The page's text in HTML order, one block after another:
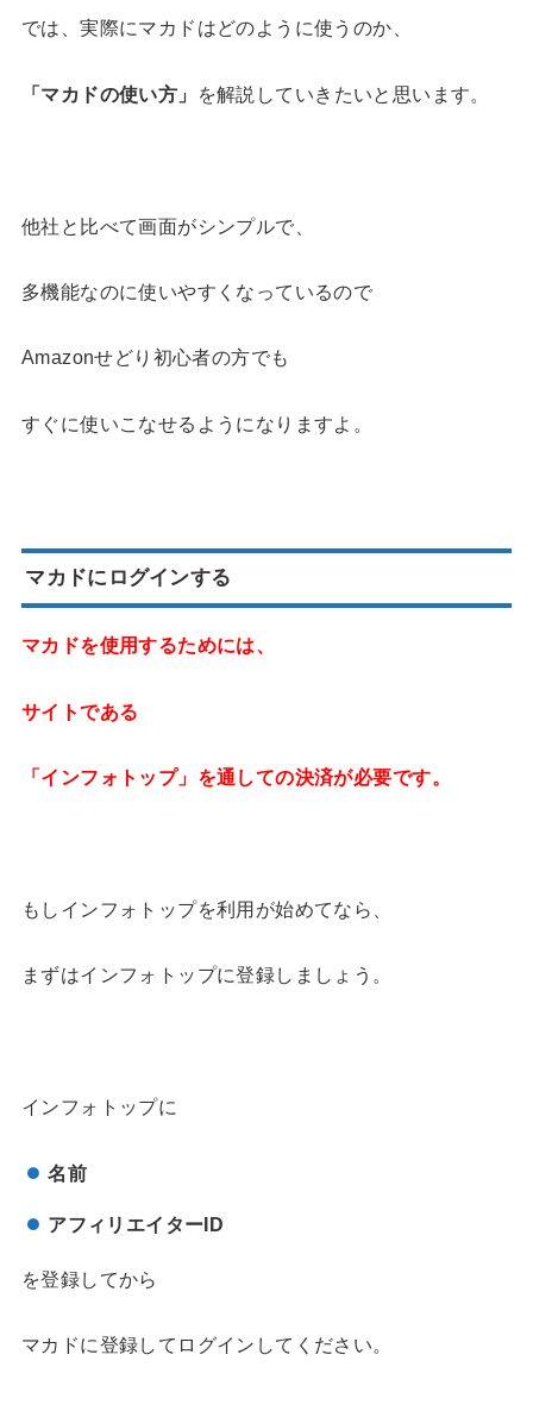
では、実際にマカドはどのように使うのか、
「マカドの使い方」 を解説していきたいと思います。
他社と比べて画面がシンプルで、
多機能なのに使いやすくなっているので
Amazonせどり初心者の方でも
すぐに使いこなせるようになりますよ。
マカドにログインする
マカドを使用するためには、
サイトである
「インフォトップ」を通しての決済が必要です。
もしインフォトップを利用が始めてなら、
まずはインフォトップに登録しましょう。
インフォトップに
名前
アフィリエイターID
を登録してから
マカドに登録してログインしてください。